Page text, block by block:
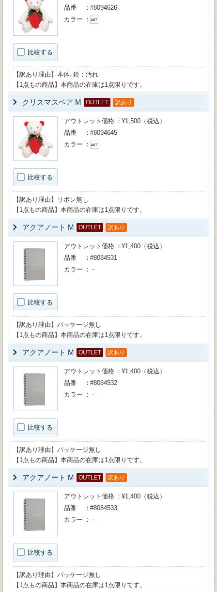
比較する
品番
#8094626
カラー
【訳あり理由】本体､鈴：汚れ
【1点もの商品】本商品の在庫は1点限りです。
クリスマスベア M OUTLET 訳あり
比較する
アウトレット価格
¥1,500（税込）
品番
#8094645
カラー
【訳あり理由】リボン無し
【1点もの商品】本商品の在庫は1点限りです。
アクアノート M OUTLET 訳あり
比較する
アウトレット価格
¥1,400（税込）
品番
#8084531
カラー
－
【訳あり理由】パッケージ無し
【1点もの商品】本商品の在庫は1点限りです。
アクアノート M OUTLET 訳あり
比較する
アウトレット価格
¥1,400（税込）
品番
#8084532
カラー
－
【訳あり理由】パッケージ無し
【1点もの商品】本商品の在庫は1点限りです。
アクアノート M OUTLET 訳あり
比較する
アウトレット価格
¥1,400（税込）
品番
#8084533
カラー
－
【訳あり理由】パッケージ無し
【1点もの商品】本商品の在庫は1点限りです。